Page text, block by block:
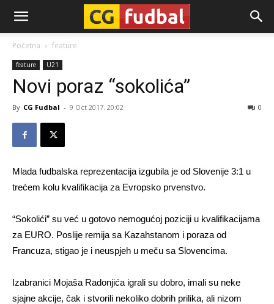
CG-
Fudbal
Početna feature
feature U21
Novi poraz “sokolića”
By CG Fudbal - 9 Oct 2017. 20:02 0
Mlada fudbalska reprezentacija izgubila je od Slovenije 3:1 u
trećem kolu kvalifikacija za Evropsko prvenstvo.
“Sokolići” su već u gotovo nemogućoj poziciji u kvalifikacijama
za EURO. Poslije remija sa Kazahstanom i poraza od
Francuza, stigao je i neuspjeh u meču sa Slovencima.
Izabranici Mojaša Radonjića igrali su dobro, imali su neke
sjajne akcije, čak i stvorili nekoliko dobrih prilika, ali nizom